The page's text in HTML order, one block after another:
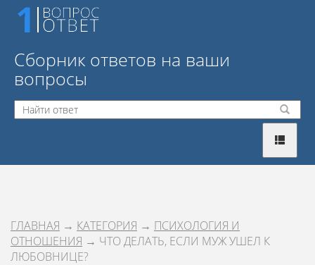
Сборник ответов на ваши
вопросы
ГЛАВНАЯ → КАТЕГОРИЯ → ПСИХОЛОГИЯ И
ОТНОШЕНИЯ → ЧТО ДЕЛАТЬ, ЕСЛИ МУЖ УШЕЛ К
ЛЮБОВНИЦЕ?